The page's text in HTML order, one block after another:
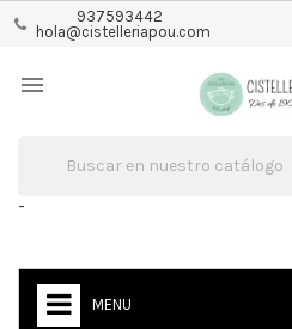
937593442
hola@cistelleriapou.com

-
MENU